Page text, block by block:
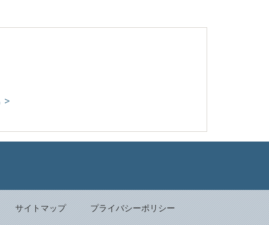
>
サイトマップ プライバシーポリシー
Back to top